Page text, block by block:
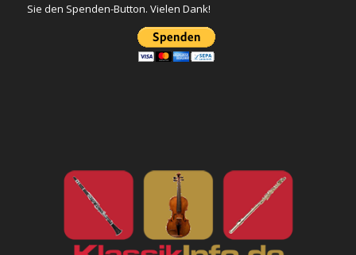
Sie den Spenden-Button. Vielen Dank!